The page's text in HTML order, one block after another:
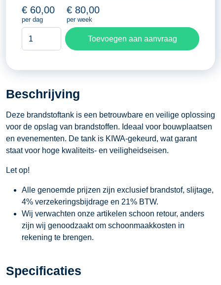
€ 60,00
per dag
€ 80,00
per week
brandstoftank
Toevoegen aan aanvraag
Beschrijving
Deze brandstoftank is een betrouwbare en veilige oplossing
voor de opslag van brandstoffen. Ideaal voor bouwplaatsen
en evenementen. De tank is KIWA-gekeurd, wat garant
staat voor hoge kwaliteits- en veiligheidseisen.
Let op!
Alle genoemde prijzen zijn exclusief brandstof, slijtage,
4% verzekeringsbijdrage en 21% BTW.
Wij verwachten onze artikelen schoon retour, anders
zijn wij genoodzaakt om schoonmaakkosten in
rekening te brengen.
Specificaties